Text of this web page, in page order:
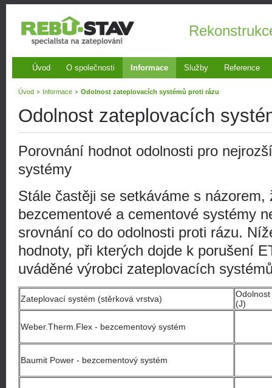
Úvod O společnosti Informace Služby Reference
Úvod Informace Odolnost zateplovacích systémů proti rázu
Odolnost zateplovacích
Porovnání hodnot odolnosti pro
systémy
Stále častěji se setkáváme s názorem,
bezcementové a cementové systémy
srovnání co do odolnosti proti rázu.
hodnoty, při kterých dojde k porušení
uváděné výrobci zateplovacích
Zateplovací systém (stěrková vrstva)
(J)
Weber.Therm.Flex - bezcementový systém
Baumit Power - bezcementový systém